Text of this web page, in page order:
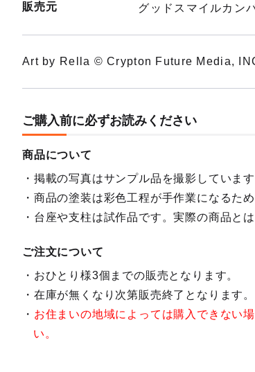
販売元 グッドスマイルカン
Art by Rella © Crypton Future Media,
ご購入前に必ずお読みください
商品について
掲載の写真はサンプル品を撮影していま
商品の塗装は彩色工程が手作業になるた
台座や支柱は試作品です。実際の商品と
ご注文について
おひとり様3個までの販売となります。
在庫が無くなり次第販売終了となります。
お住まいの地域によっては購入できない
い。